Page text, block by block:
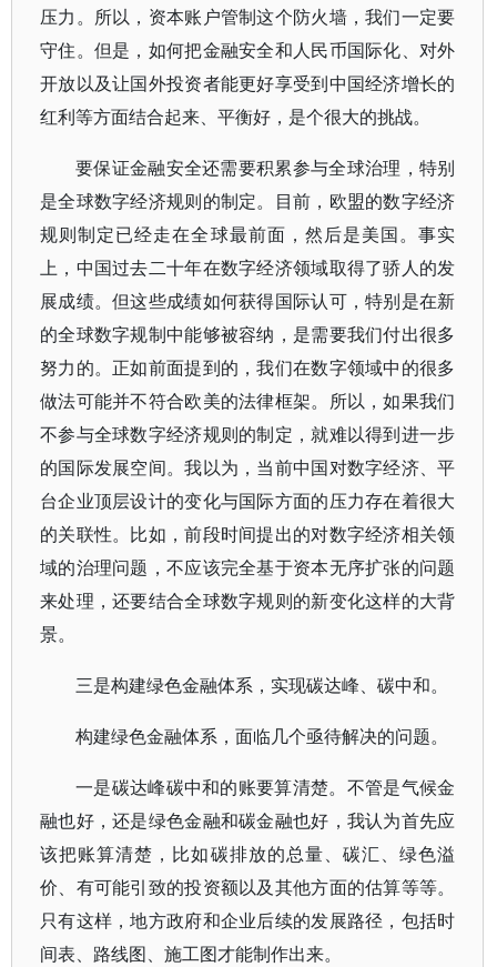
压力。所以，资本账户管制这个防火墙，我们一定要
守住。但是，如何把金融安全和人民币国际化、对外
开放以及让国外投资者能更好享受到中国经济增长的
红利等方面结合起来、平衡好，是个很大的挑战。
要保证金融安全还需要积累参与全球治理，特别
是全球数字经济规则的制定。目前，欧盟的数字经济
规则制定已经走在全球最前面，然后是美国。事实
上，中国过去二十年在数字经济领域取得了骄人的发
展成绩。但这些成绩如何获得国际认可，特别是在新
的全球数字规制中能够被容纳，是需要我们付出很多
努力的。正如前面提到的，我们在数字领域中的很多
做法可能并不符合欧美的法律框架。所以，如果我们
不参与全球数字经济规则的制定，就难以得到进一步
的国际发展空间。我以为，当前中国对数字经济、平
台企业顶层设计的变化与国际方面的压力存在着很大
的关联性。比如，前段时间提出的对数字经济相关领
域的治理问题，不应该完全基于资本无序扩张的问题
来处理，还要结合全球数字规则的新变化这样的大背
景。
三是构建绿色金融体系，实现碳达峰、碳中和。
构建绿色金融体系，面临几个亟待解决的问题。
一是碳达峰碳中和的账要算清楚。不管是气候金
融也好，还是绿色金融和碳金融也好，我认为首先应
该把账算清楚，比如碳排放的总量、碳汇、绿色溢
价、有可能引致的投资额以及其他方面的估算等等。
只有这样，地方政府和企业后续的发展路径，包括时
间表、路线图、施工图才能制作出来。